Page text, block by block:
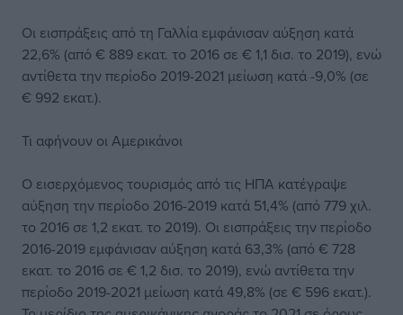
Οι εισπράξεις από τη Γαλλία εμφάνισαν αύξηση κατά
22,6% (από € 889 εκατ. το 2016 σε € 1,1 δισ. το 2019), ενώ
αντίθετα την περίοδο 2019-2021 μείωση κατά -9,0% (σε
€ 992 εκατ.).
Τι αφήνουν οι Αμερικάνοι
Ο εισερχόμενος τουρισμός από τις ΗΠΑ κατέγραψε
αύξηση την περίοδο 2016-2019 κατά 51,4% (από 779 χιλ.
το 2016 σε 1,2 εκατ. το 2019). Οι εισπράξεις την περίοδο
2016-2019 εμφάνισαν αύξηση κατά 63,3% (από € 728
εκατ. το 2016 σε € 1,2 δισ. το 2019), ενώ αντίθετα την
περίοδο 2019-2021 μείωση κατά 49,8% (σε € 596 εκατ.).